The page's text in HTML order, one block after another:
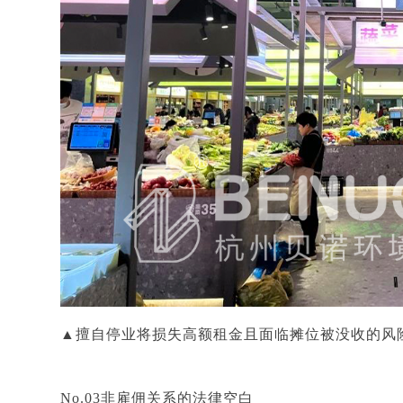
▲擅自停业将损失高额租金且面临摊位被没收的风
No.03非雇佣关系的法律空白